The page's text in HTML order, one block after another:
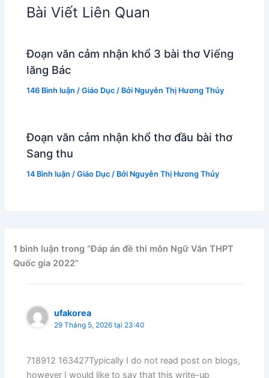
Bài Viết Liên Quan
Đoạn văn cảm nhận khổ 3 bài thơ Viếng
lăng Bác
146 Bình luận /Giáo Dục / Bởi Nguyễn Thị Hương Thủy
Đoạn văn cảm nhận khổ thơ đầu bài thơ
Sang thu
14 Bình luận /Giáo Dục / Bởi Nguyễn Thị Hương Thủy
1 bình luận trong “Đáp án đề thi môn Ngữ Văn THPT
Quốc gia 2022”
ufakorea
29 Tháng 5, 2026 tại 23:40
718912 163427Typically I do not read post on blogs,
however I would like to say that this write-up